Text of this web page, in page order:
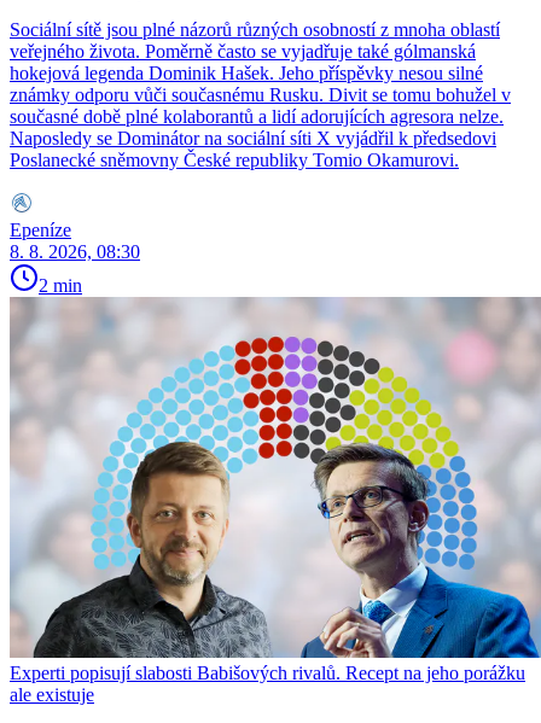
Sociální sítě jsou plné názorů různých osobností z mnoha oblastí
veřejného života. Poměrně často se vyjadřuje také gólmanská
hokejová legenda Dominik Hašek. Jeho příspěvky nesou silné
známky odporu vůči současnému Rusku. Divit se tomu bohužel v
současné době plné kolaborantů a lidí adorujících agresora nelze.
Naposledy se Dominátor na sociální síti X vyjádřil k předsedovi
Poslanecké sněmovny České republiky Tomio Okamurovi.
Epeníze
8. 8. 2026, 08:30
2 min
Experti popisují slabosti Babišových rivalů. Recept na jeho porážku
ale existuje